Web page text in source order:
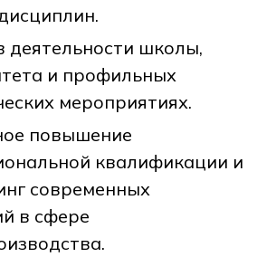
деятельности школы,
и профильных
мероприятиях.
повышение
квалификации и
современных
в сфере